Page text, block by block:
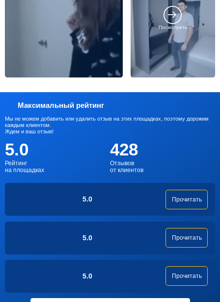
Посмотреть
Максимальный рейтинг
Мы не можем добавить или удалить отзыв на этих площадках, поэтому дорожим
каждым клиентом.
Ждем и ваш отзыв!
5.0
Рейтинг
на площадках
428
Отзывов
от клиентов
5.0 Прочитать
5.0 Прочитать
5.0 Прочитать